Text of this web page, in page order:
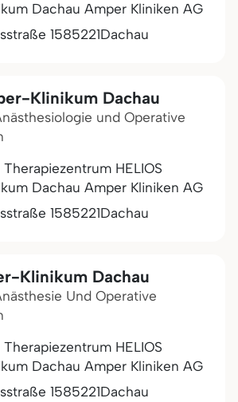
Dachau Amper Kliniken AG
1585221Dachau
Klinikum Dachau
und Operative
HELIOS
Dachau Amper Kliniken AG
1585221Dachau
Klinikum Dachau
Und Operative
HELIOS
Dachau Amper Kliniken AG
1585221Dachau